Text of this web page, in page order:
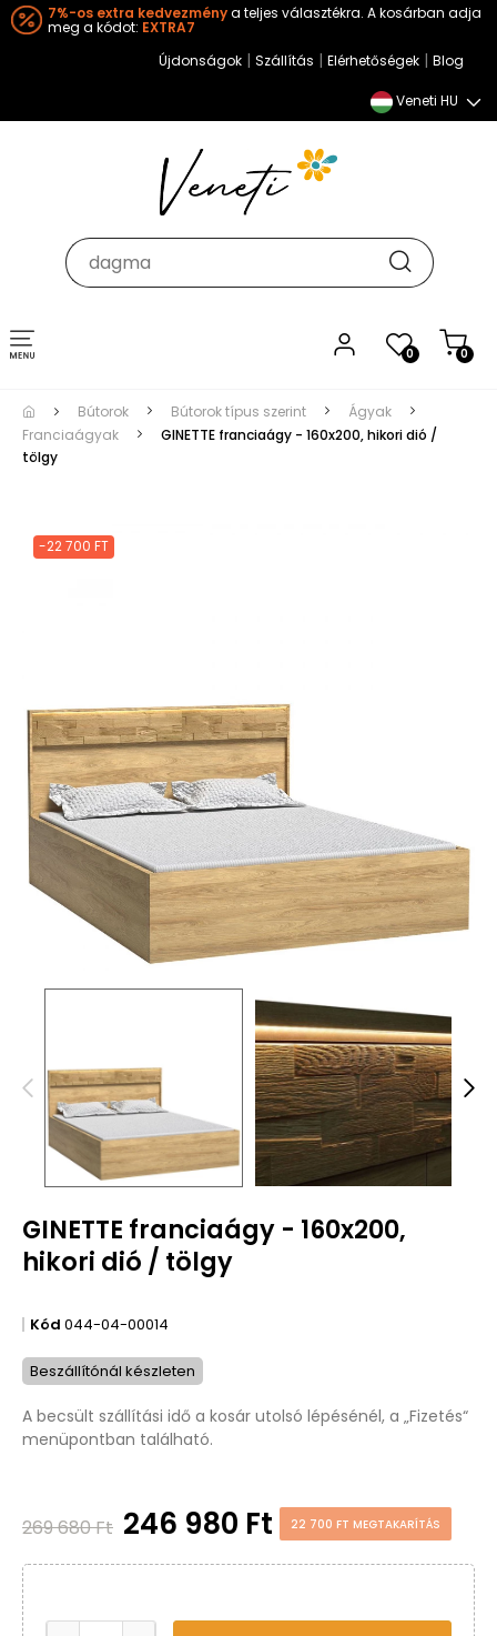
7%-os extra kedvezménya teljes választékra. A kosárban adja
meg a kódot: EXTRA7
Újdonságok | Szállítás | Elérhetőségek | Blog
Veneti HU
0 0
Toggle
navigation
Bútorok Bútorok típus szerint
Ágyak
Franciaágyak
GINETTE franciaágy - 160x200, hikori dió /
tölgy
-22 700 FT
GINETTE franciaágy - 160x200,
hikori dió / tölgy
Kód 044-04-00014
Beszállítónál készleten
A becsült szállítási idő a kosár utolsó lépésénél, a „Fizetés“
menüpontban található.
269 680 Ft 246 980 Ft 22 700 FT MEGTAKARÍTÁS